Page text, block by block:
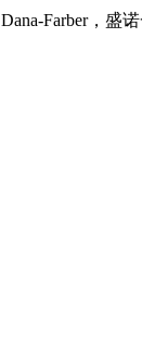
Dana-Farber，盛